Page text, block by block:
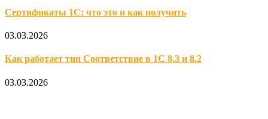
Сертификаты 1С: что это и как получить
03.03.2026
Как работает тип Соответствие в 1С 8.3 и 8.2
03.03.2026